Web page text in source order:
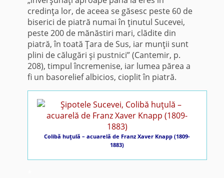
credinţa lor, de aceea se găsesc peste 60 de
biserici de piatră numai în ţinutul Sucevei,
peste 200 de mănăstiri mari, clădite din
piatră, în toată Ţara de Sus, iar munţii sunt
plini de călugări şi pustnici” (Cantemir, p.
208), timpul încremenise, iar lumea părea a
fi un basorelief albicios, cioplit în piatră.
Colibă huţulă – acuarelă de Franz Xaver Knapp (1809-
1883)